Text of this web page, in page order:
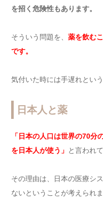
を招く危険性もあります。
そういう問題を、 薬を飲む
です。
気付いた時には手遅れとい
日本人と薬
「日本の人口は世界の70
を日本人が使う」 と言われ
その理由は、日本の医療シ
ないということが考えられま